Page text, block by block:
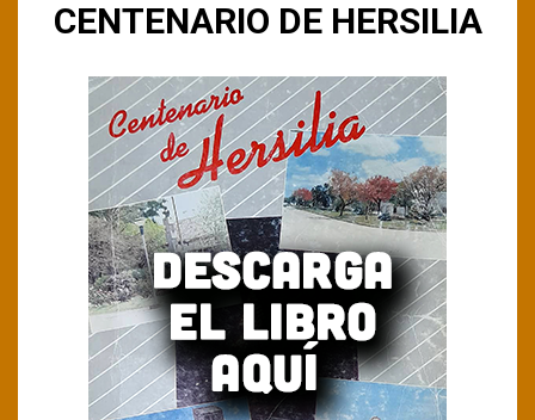
CENTENARIO DE HERSILIA